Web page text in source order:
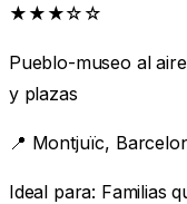
★★★☆☆
Pueblo-museo al
y plazas
📍 Montjuïc,
Ideal para: Familias